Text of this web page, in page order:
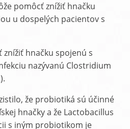
pomôcť znížiť hnačku
u dospelých pacientov s
hnačku spojenú s
nazývanú Clostridium
že probiotiká sú účinné
hnačky a že Lactobacillus
s iným probiotikom je